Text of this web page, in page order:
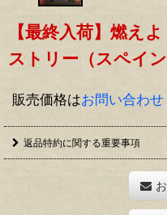
【最終入荷】燃え
ストリー（スペイン
販売価格はお問い合わせ
返品特約に関する重要事項